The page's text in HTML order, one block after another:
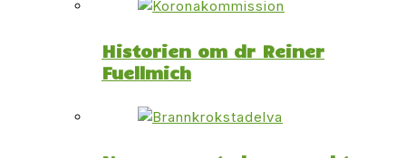
Historien om dr Reiner
Fuellmich